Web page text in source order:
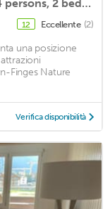
Apartment Alpentraum in Randa - 4 persons, 2 bedrooms
12 Eccellente (2)
una posizione
Finges Nature
Verifica disponibilità